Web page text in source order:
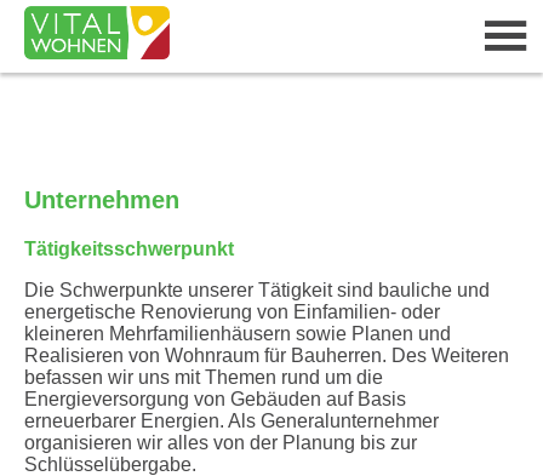
Unternehmen
Tätigkeitsschwerpunkt
Die Schwerpunkte unserer Tätigkeit sind bauliche und
energetische Renovierung von Einfamilien- oder
kleineren Mehrfamilienhäusern sowie Planen und
Realisieren von Wohnraum für Bauherren. Des Weiteren
befassen wir uns mit Themen rund um die
Energieversorgung von Gebäuden auf Basis
erneuerbarer Energien. Als Generalunternehmer
organisieren wir alles von der Planung bis zur
Schlüsselübergabe.